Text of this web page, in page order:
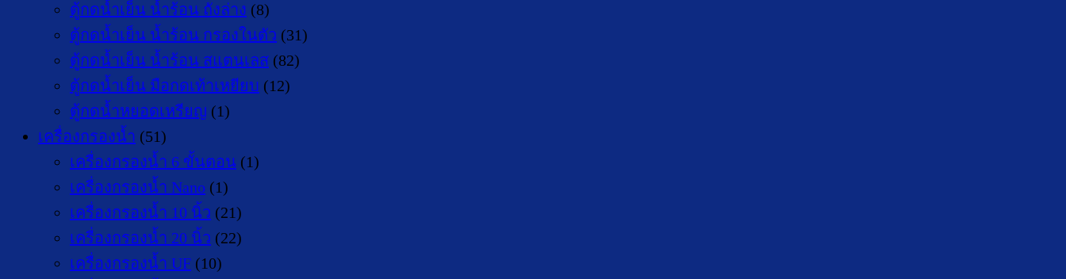
ตู้กดน้ำเย็น น้ำร้อน ถังล่าง (8)
ตู้กดน้ำเย็น น้ำร้อน กรองในตัว (31)
ตู้กดน้ำเย็น น้ำร้อน สแตนเลส (82)
ตู้กดน้ำเย็น มือกดเท้าเหยียบ (12)
ตู้กดน้ำหยอดเหรียญ (1)
เครื่องกรองน้ำ (51)
เครื่องกรองน้ำ 6 ขั้นตอน (1)
เครื่องกรองน้ำ Nano (1)
เครื่องกรองน้ำ 10 นิ้ว (21)
เครื่องกรองน้ำ 20 นิ้ว (22)
เครื่องกรองน้ำ UF (10)